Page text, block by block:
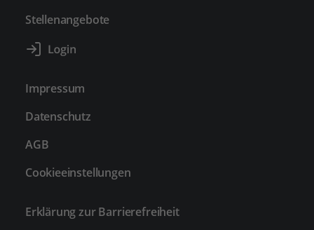
Stellenangebote
Impressum
Datenschutz
AGB
Cookieeinstellungen
Erklärung zur Barrierefreiheit